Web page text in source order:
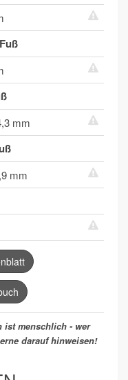
mm
mm
ist menschlich - wer
darauf hinweisen!